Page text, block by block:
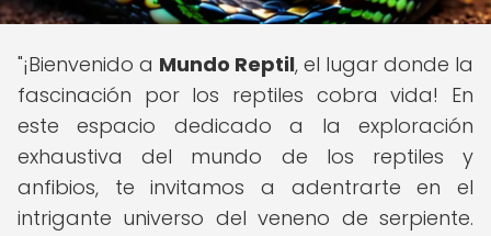
"¡Bienvenido a Mundo Reptil, el lugar donde la
fascinación por los reptiles cobra vida! En
este espacio dedicado a la exploración
exhaustiva del mundo de los reptiles y
anfibios, te invitamos a adentrarte en el
intrigante universo del veneno de serpiente.